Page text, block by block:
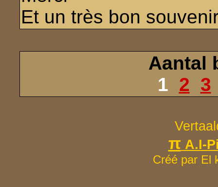
Et un très bon
Aantal
1 2 3
π A.I-
Créé par El